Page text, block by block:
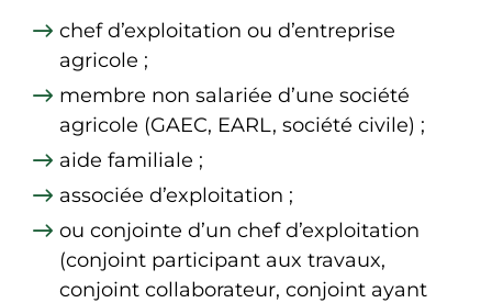
chef d’exploitation ou d’entreprise
agricole ;
membre non salariée d’une société
agricole (GAEC, EARL, société civile) ;
aide familiale ;
associée d’exploitation ;
ou conjointe d’un chef d’exploitation
(conjoint participant aux travaux,
conjoint collaborateur, conjoint ayant